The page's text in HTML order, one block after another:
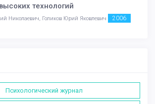
технологий
Николаевич, Голиков Юрий Яковлевич 2006
Психологический журнал